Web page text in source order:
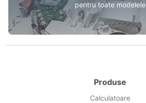
pentru toate modelele
Produse
Calculatoare